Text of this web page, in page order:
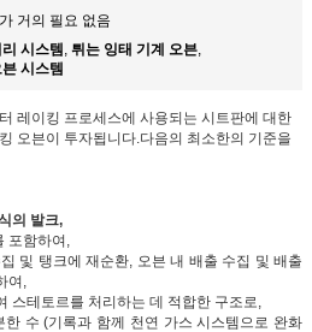
거의 필요 없음
시스템, 튀는 잉태 기계 오븐,
시스템
레이킹 프로세스에 사용되는 시트판에 대한
오븐이 투자됩니다.다음의 최소한의 기준을
의 발크,
포함하여,
및 탱크에 재순환, 오븐 내 배출 수집 및 배출
여,
스테토르를 처리하는 데 적합한 구조로,
수 (기록과 함께 천연 가스 시스템으로 완화